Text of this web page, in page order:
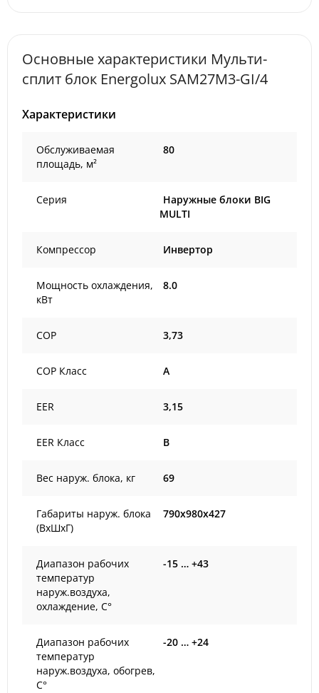
Основные характеристики Мульти-
сплит блок Energolux SAM27M3-GI/4
Характеристики
Обслуживаемая
площадь, м²
80
Серия
Наружные блоки BIG
MULTI
Компрессор Инвертор
Мощность охлаждения,
кВт
8.0
COP 3,73
COP Класс A
EER 3,15
EER Класс B
Вес наруж. блока, кг 69
Габариты наруж. блока
(ВxШxГ)
790x980x427
Диапазон рабочих
температур
наруж.воздуха,
охлаждение, С°
-15 … +43
Диапазон рабочих
температур
наруж.воздуха, обогрев,
С°
-20 … +24